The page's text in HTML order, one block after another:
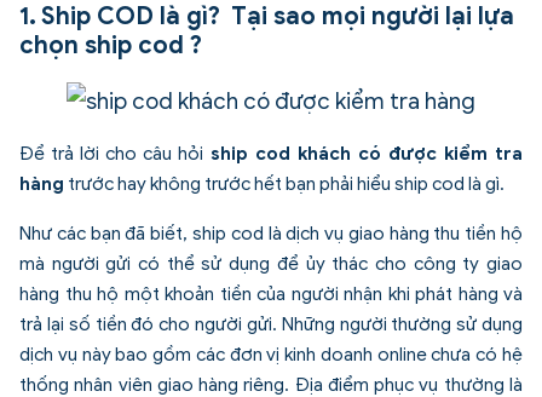
1. Ship COD là gì? Tại sao mọi người lại lựa
chọn ship cod ?
Để trả lời cho câu hỏi ship cod khách có được kiểm tra
hàng trước hay không trước hết bạn phải hiểu ship cod là gì.
Như các bạn đã biết, ship cod là dịch vụ giao hàng thu tiền hộ
mà người gửi có thể sử dụng để ủy thác cho công ty giao
hàng thu hộ một khoản tiền của người nhận khi phát hàng và
trả lại số tiền đó cho người gửi. Những người thường sử dụng
dịch vụ này bao gồm các đơn vị kinh doanh online chưa có hệ
thống nhân viên giao hàng riêng. Địa điểm phục vụ thường là